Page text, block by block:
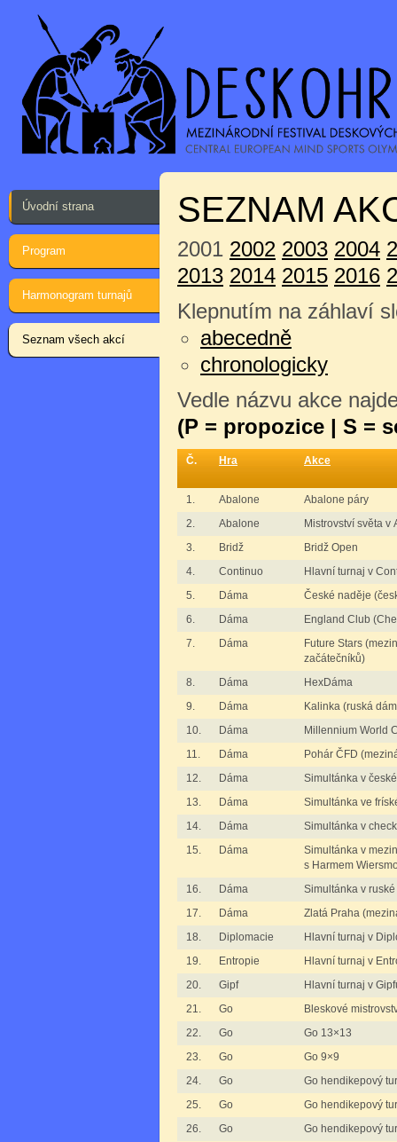
Úvodní strana
Program
Harmonogram turnajů
Seznam všech akcí
SEZNAM
2001 2002 2003 2004
2013 2014 2015 2016
Klepnutím na záhlaví
abecedně
chronologicky
Vedle názvu akce
(P = propozice | S =
Č. Hra Akce
1. Abalone
Abalone páry
2.
Abalone
Mistrovství světa v
3.
Bridž
Bridž Open
4.
Continuo
Hlavní turnaj v
5.
Dáma
České naděje
6.
Dáma
England Club
7.
Dáma
Future Stars
začátečníků)
8.
Dáma
HexDáma
9.
Dáma
Kalinka (ruská
10.
Dáma
Millennium World
11.
Dáma
Pohár ČFD
12.
Dáma
Simultánka v
13.
Dáma
Simultánka ve
14.
Dáma
Simultánka v
15.
Dáma
Simultánka v
s Harmem
16.
Dáma
Simultánka v
17.
Dáma
Zlatá Praha
18.
Diplomacie
Hlavní turnaj v
19.
Entropie
Hlavní turnaj v
20.
Gipf
Hlavní turnaj v
21.
Go
Bleskové
22.
Go
Go 13×13
23.
Go
Go 9×9
24.
Go
Go hendikepový
25.
Go
Go hendikepový
26.
Go
Go hendikepový